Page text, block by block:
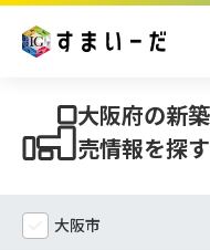
大阪府の新
売情報を探す
大阪市